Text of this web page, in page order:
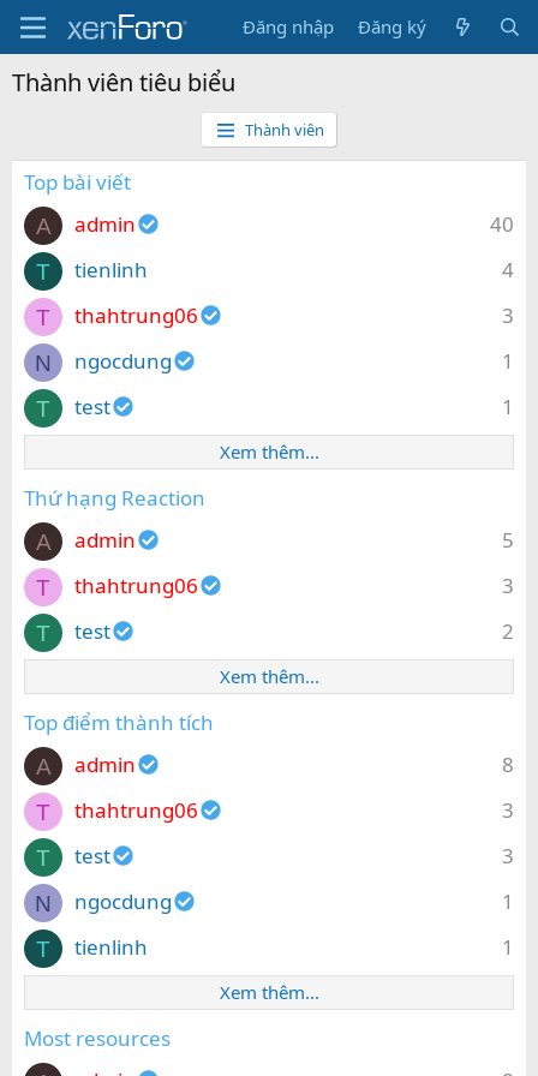
Đăng nhập Đăng ký
Thành viên tiêu biểu
Thành viên
Top bài viết
A 40
admin
T 4
tienlinh
T 3
thahtrung06
N 1
ngocdung
T 1
test
Xem thêm...
Thứ hạng Reaction
A 5
admin
T 3
thahtrung06
T 2
test
Xem thêm...
Top điểm thành tích
A 8
admin
T 3
thahtrung06
T 3
test
N 1
ngocdung
T 1
tienlinh
Xem thêm...
Most resources